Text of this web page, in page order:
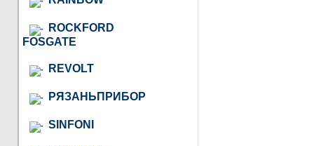
ROCKFORD
FOSGATE
REVOLT
РЯЗАНЬПРИБОР
SINFONI